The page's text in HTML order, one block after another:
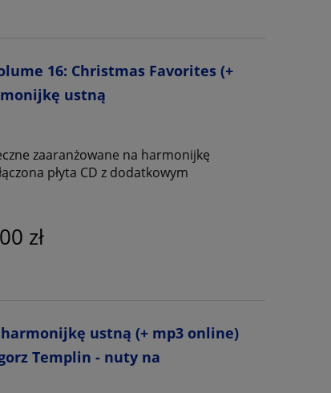
16: Christmas Favorites (+
ustną
zaaranżowane na harmonijkę
płyta CD z dodatkowym
zł
ustną (+ mp3 online)
Templin - nuty na